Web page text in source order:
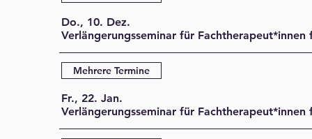
Do., 10. Dez.
Mehrere Termine
Fr., 22. Jan.